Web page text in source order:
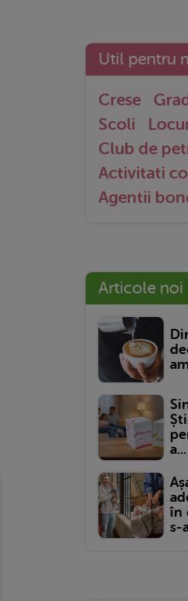
Util pentru
Crese
Scoli
Club de
Activitati
Agentii
Articole noi
a...
în
s-